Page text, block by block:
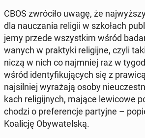
CBOS zwró­ci­ło uwagę, że
dla na­ucza­nia religii w szko­łach
je­my przede wszyst­kim wśród
wa­nych w prak­ty­ki re­li­gij­ne, czyli
ni­czą w nich co naj­mniej raz w
wśród iden­ty­fi­ku­ją­cych się z
naj­sil­niej wy­ra­ża­ją osoby
kach re­li­gij­nych, mające le­wi­co­we
chodzi o pre­fe­ren­cje par­tyj­ne –
Ko­ali­cję Oby­wa­tel­ską.